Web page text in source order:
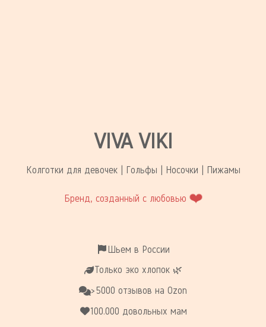
VIVA VIKI
Колготки для девочек | Гольфы | Носочки | Пижамы
Бренд, созданный с любовью ❤️
Шьем в России
Только эко хлопок 🌿
>5000 отзывов на Ozon
100.000 довольных мам